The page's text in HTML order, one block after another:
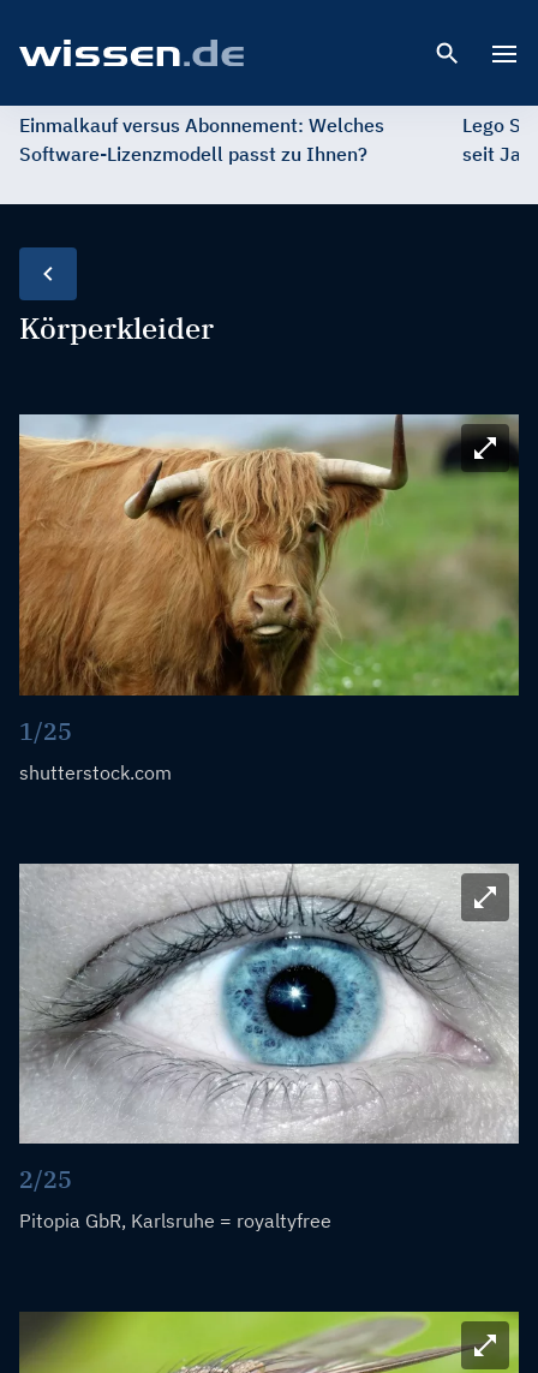
Einmalkauf versus Abonnement: Welches
Software-Lizenzmodell passt zu Ihnen?
Lego
seit
Körperkleider
Bild
1/25
shutterstock.com
Bild
2/25
Pitopia GbR, Karlsruhe = royaltyfree
Bild